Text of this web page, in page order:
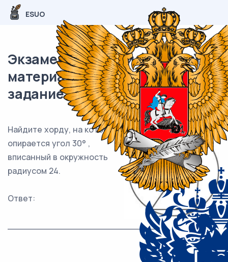
ESUO
Экзаменационный (типовой)
материал ЕГЭ / профиль / 01
задание (24) / 145
Найдите хорду, на которую
опирается угол 30° ,
вписанный в окружность
радиусом 24.
Ответ:
___________________________.